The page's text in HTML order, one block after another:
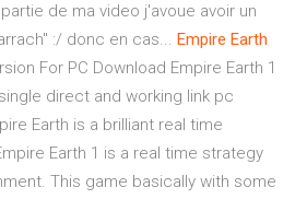
de ma video j'avoue avoir un
:/ donc en cas... Empire Earth
For PC Download Empire Earth 1
direct and working link pc
Earth is a brilliant real time
Earth 1 is a real time strategy
This game basically with some